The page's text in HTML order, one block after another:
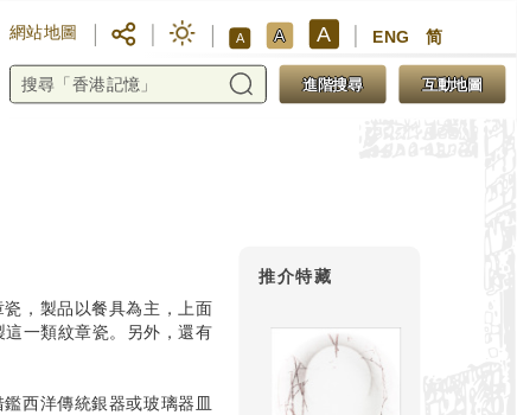
網站地圖 A A A ENG 简
進階搜尋 互動地圖
，製品以餐具為主，上面
一類紋章瓷。另外，還有
西洋傳統銀器或玻璃器皿
推介特藏